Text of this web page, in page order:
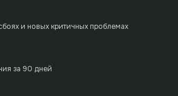
и новых критичных проблемах
за 90 дней